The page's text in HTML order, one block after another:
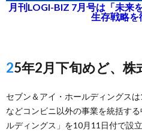
月刊LOGI-BIZ 7月号は「未来
生存戦略を
25年2月下旬めど、
セブン＆アイ・ホールディングス
などコンビニ以外の事業を統括す
ルディングス」を10月11日付で設